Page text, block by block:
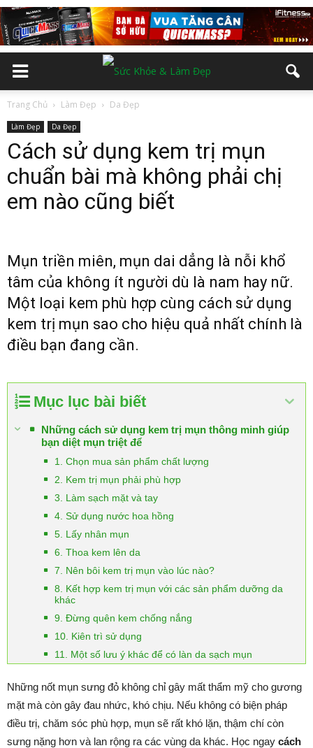
Trang Chủ Làm Đẹp Da Đẹp
Làm Đẹp Da Đẹp
Cách sử dụng kem trị mụn
chuẩn bài mà không phải chị
em nào cũng biết
Mụn triền miên, mụn dai dẳng là nỗi khổ
tâm của không ít người dù là nam hay nữ.
Một loại kem phù hợp cùng cách sử dụng
kem trị mụn sao cho hiệu quả nhất chính là
điều bạn đang cần.
Mục lục bài biết
Những cách sử dụng kem trị mụn thông minh giúp
bạn diệt mụn triệt để
1. Chọn mua sản phẩm chất lượng
2. Kem trị mụn phải phù hợp
3. Làm sạch mặt và tay
4. Sử dụng nước hoa hồng
5. Lấy nhân mụn
6. Thoa kem lên da
7. Nên bôi kem trị mụn vào lúc nào?
8. Kết hợp kem trị mụn với các sản phẩm dưỡng da
khác
9. Đừng quên kem chống nắng
10. Kiên trì sử dụng
11. Một số lưu ý khác để có làn da sạch mụn
Những nốt mụn sưng đỏ không chỉ gây mất thẩm mỹ cho gương
mặt mà còn gây đau nhức, khó chịu. Nếu không có biện pháp
điều trị, chăm sóc phù hợp, mụn sẽ rất khó lặn, thậm chí còn
sưng nặng hơn và lan rộng ra các vùng da khác. Học ngay cách